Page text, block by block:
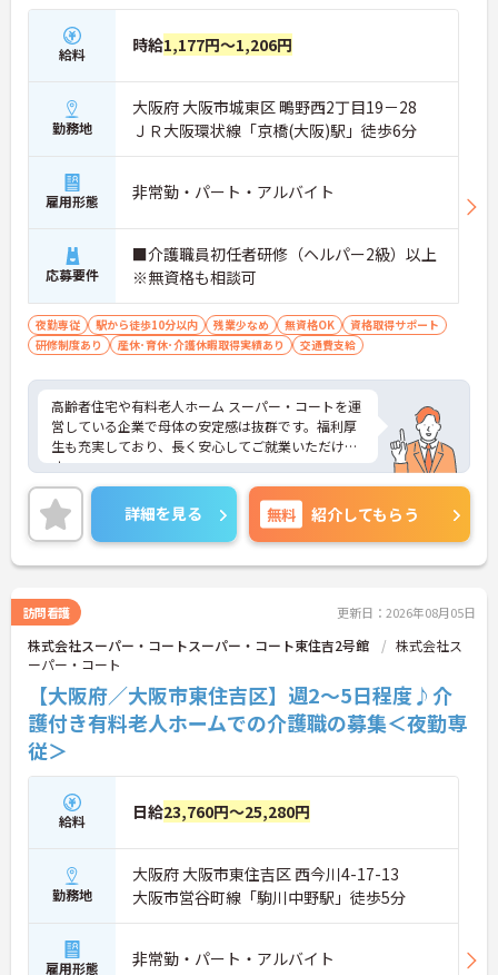
給料 時給1,177円～1,206円
勤務地
大阪府 大阪市城東区 鴫野西2丁目19－28
ＪＲ大阪環状線「京橋(大阪)駅」徒歩6分
雇用形態 非常勤・パート・アルバイト
応募要件
■介護職員初任者研修（ヘルパー2級）以上
※無資格も相談可
夜勤専従 駅から徒歩10分以内 残業少なめ 無資格OK
資格取得サポート
研修制度あり
産休･育休･介護休暇取得実績あり 交通費支給
高齢者住宅や有料老人ホーム スーパー・コートを運
営している企業で母体の安定感は抜群です。福利厚
生も充実しており、長く安心してご就業いただけま
す。
ご興味ある方には、面接対策ポイントなど、さらに
詳細をお話しいたしますのでお気軽にご相談くださ
い！
詳細を見る 無料 紹介してもらう
訪問看護 更新日：2026年08月05日
株式会社スーパー・コートスーパー・コート東住吉2号館
株式会社ス
ーパー・コート
【大阪府／大阪市東住吉区】週2～5日程度♪介
護付き有料老人ホームでの介護職の募集＜夜勤専
従＞
給料 日給23,760円～25,280円
勤務地
大阪府 大阪市東住吉区 西今川4-17-13
大阪市営谷町線「駒川中野駅」徒歩5分
雇用形態 非常勤・パート・アルバイト